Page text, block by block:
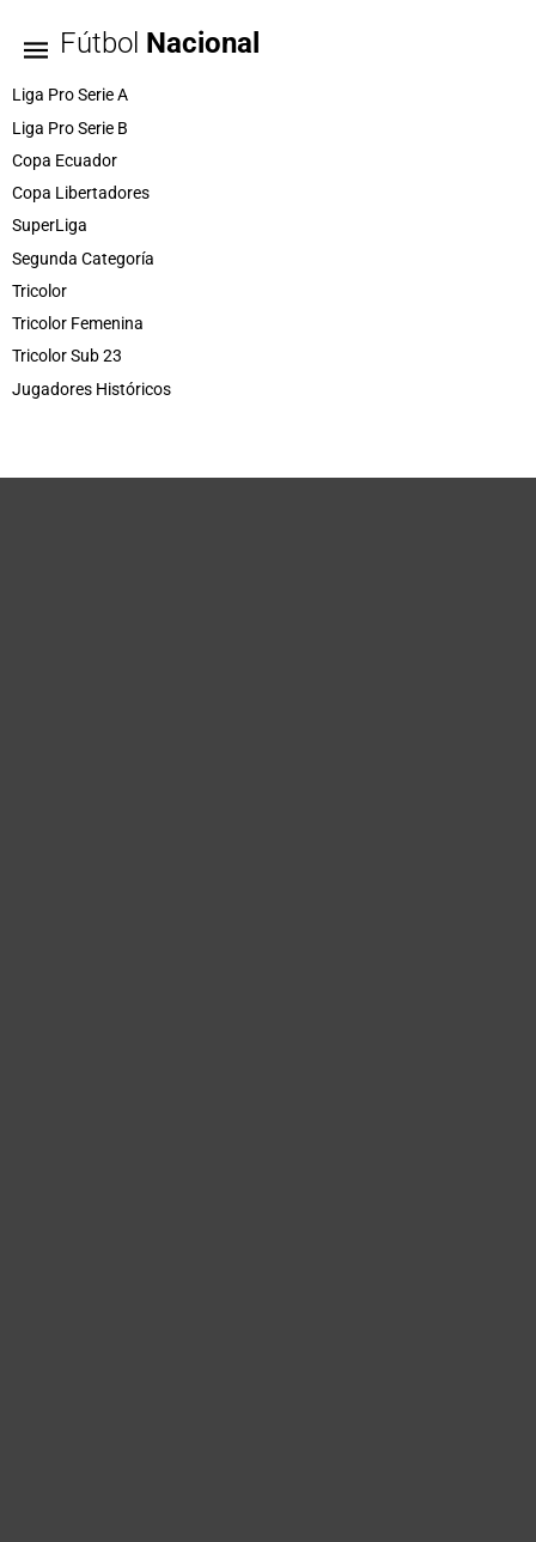
Fútbol Nacional
Liga Pro Serie A
Liga Pro Serie B
Copa Ecuador
Copa Libertadores
SuperLiga
Segunda Categoría
Tricolor
Tricolor Femenina
Tricolor Sub 23
Jugadores Históricos